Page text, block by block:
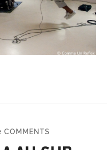
COMMENTS